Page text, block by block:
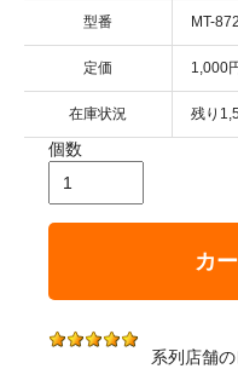
型番 MT-872
定価 1,000
在庫状況 残り
個数
カ
系列店舗